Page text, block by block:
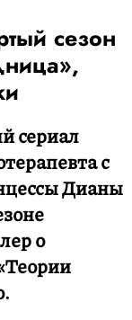
сезон
сериал
с
Дианы
о